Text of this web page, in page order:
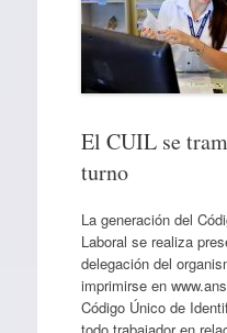
El CUIL se
turno
La generación del
Laboral se realiza
delegación del
imprimirse en
Código Único de